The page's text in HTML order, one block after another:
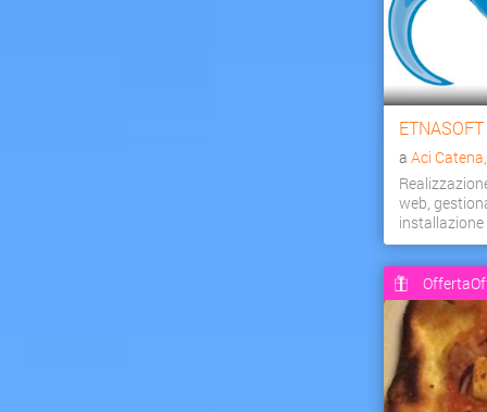
ETNASOFT
aAci
web,